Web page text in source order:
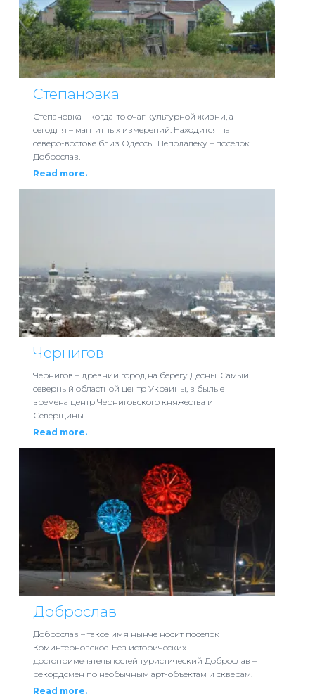
Степановка
Степановка – когда-то очаг культурной жизни, а
сегодня – магнитных измерений. Находится на
северо-востоке близ Одессы. Неподалеку – поселок
Доброслав.
Read more.
Чернигов
Чернигов – древний город на берегу Десны. Самый
северный областной центр Украины, в былые
времена центр Черниговского княжества и
Северщины.
Read more.
Доброслав
Доброслав – такое имя нынче носит поселок
Коминтерновское. Без исторических
достопримечательностей туристический Доброслав –
рекордсмен по необычным арт-объектам и скверам.
Read more.